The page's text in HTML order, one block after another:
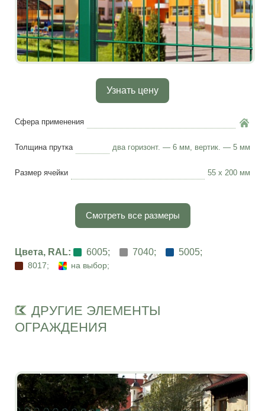
Узнать цену
Сфера применения
Толщина прутка два горизонт. — 6 мм, вертик. — 5 мм
Размер ячейки 55 х 200 мм
Смотреть все размеры
Цвета, RAL: 6005; 7040; 5005;
8017; на выбор;
ДРУГИЕ ЭЛЕМЕНТЫ
ОГРАЖДЕНИЯ